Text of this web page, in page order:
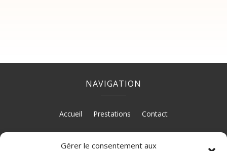
Gérer le consentement aux
NAVIGATION
Accueil Prestations Contact